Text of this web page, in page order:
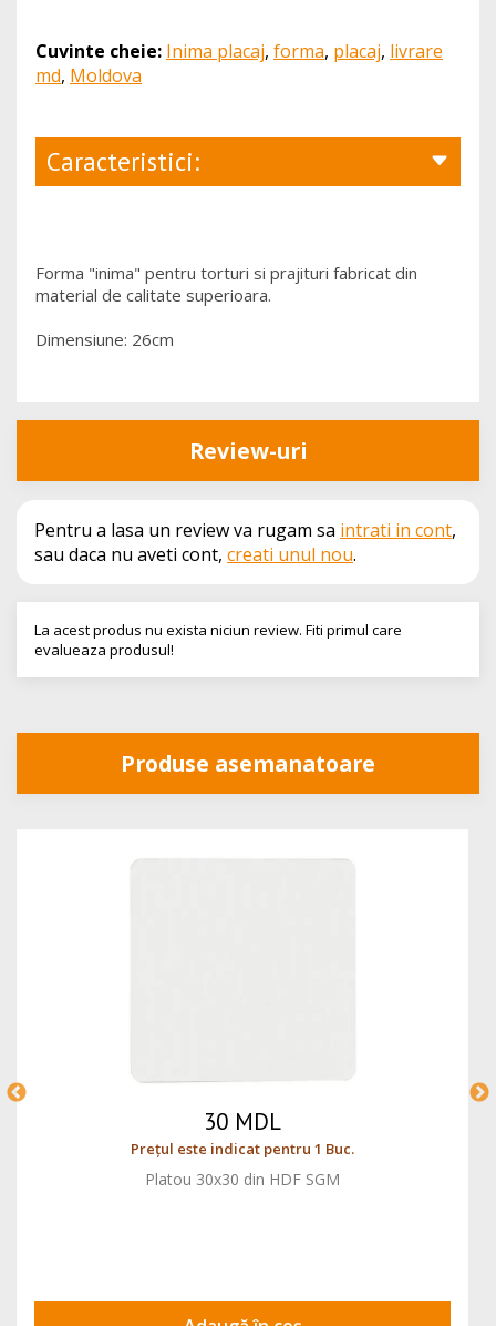
Cuvinte cheie: Inima placaj, forma, placaj, livrare
md, Moldova
Caracteristici:
Forma "inima" pentru torturi si prajituri fabricat din
material de calitate superioara.
Dimensiune: 26cm
Review-uri
Pentru a lasa un review va rugam sa intrati in cont,
sau daca nu aveti cont, creati unul nou.
La acest produs nu exista niciun review. Fiti primul care
evalueaza produsul!
Produse asemanatoare
30 MDL
Prețul este indicat pentru 1 Buc.
Platou 30x30 din HDF SGM